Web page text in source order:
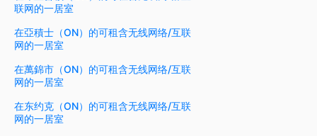
联网的一居室
在亞積士（ON）的可租含无线网络/互联
网的一居室
在萬錦市（ON）的可租含无线网络/互联
网的一居室
在东约克（ON）的可租含无线网络/互联
网的一居室